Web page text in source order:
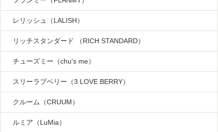
レリッシュ（LALISH）
リッチスタンダード （RICH STANDARD）
チューズミー（chu's me）
スリーラブベリー（3 LOVE BERRY）
クルーム（CRUUM）
ルミア（LuMia）